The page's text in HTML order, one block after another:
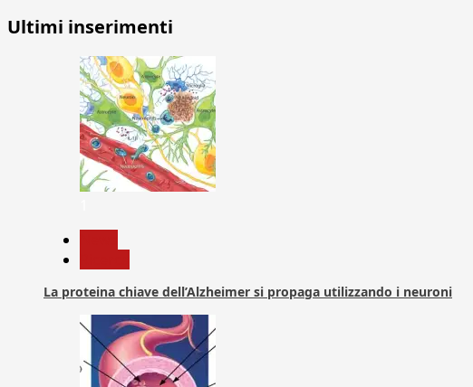
Ultimi inserimenti
La proteina chiave dell’Alzheimer si propaga utilizzando i neuroni